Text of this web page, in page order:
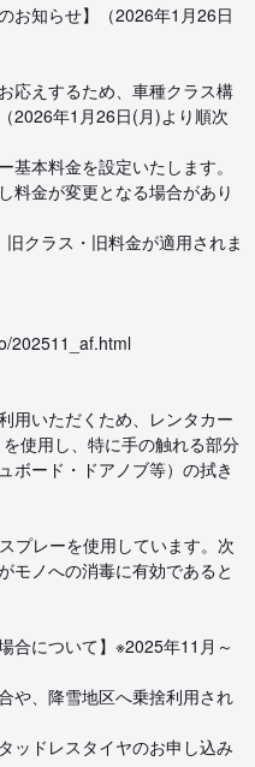
お知らせ】（2026年1月26日
応えするため、車種クラス構
2026年1月26日(月)より順次
本料金を設定いたします。
料金が変更となる場合があり
クラス・旧料金が適用されま
202511_af.html
用いただくため、レンタカー
使用し、特に手の触れる部分
ボード・ドアノブ等）の拭き
プレーを使用しています。次
モノへの消毒に有効であると
合について】※2025年11月～
や、降雪地区へ乗捨利用され
ッドレスタイヤのお申し込み